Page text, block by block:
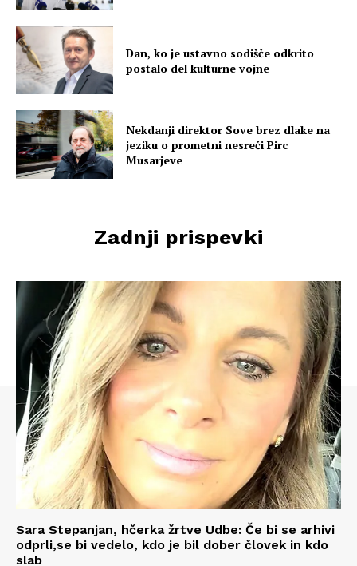
Dan, ko je ustavno sodišče odkrito
postalo del kulturne vojne
Nekdanji direktor Sove brez dlake na
jeziku o prometni nesreči Pirc
Musarjeve
Zadnji prispevki
Sara Stepanjan, hčerka žrtve Udbe: Če bi se arhivi
odprli,se bi vedelo, kdo je bil dober človek in kdo
slab